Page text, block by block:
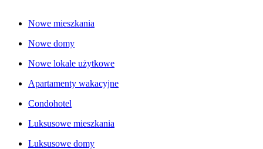
Nowe mieszkania
Nowe domy
Nowe lokale użytkowe
Apartamenty wakacyjne
Condohotel
Luksusowe mieszkania
Luksusowe domy